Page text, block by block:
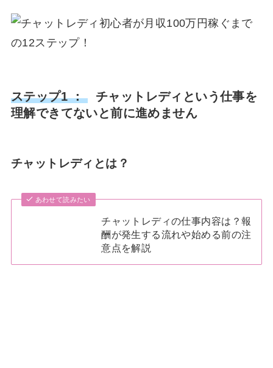
ステップ1 ：
チャットレディという仕事を
理解できてないと前に進めません
チャットレディとは？
あわせて読みたい
チャットレディの仕事内容は？報
酬が発生する流れや始める前の注
意点を解説